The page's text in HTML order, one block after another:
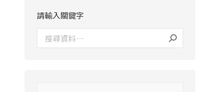
請輸入關鍵字